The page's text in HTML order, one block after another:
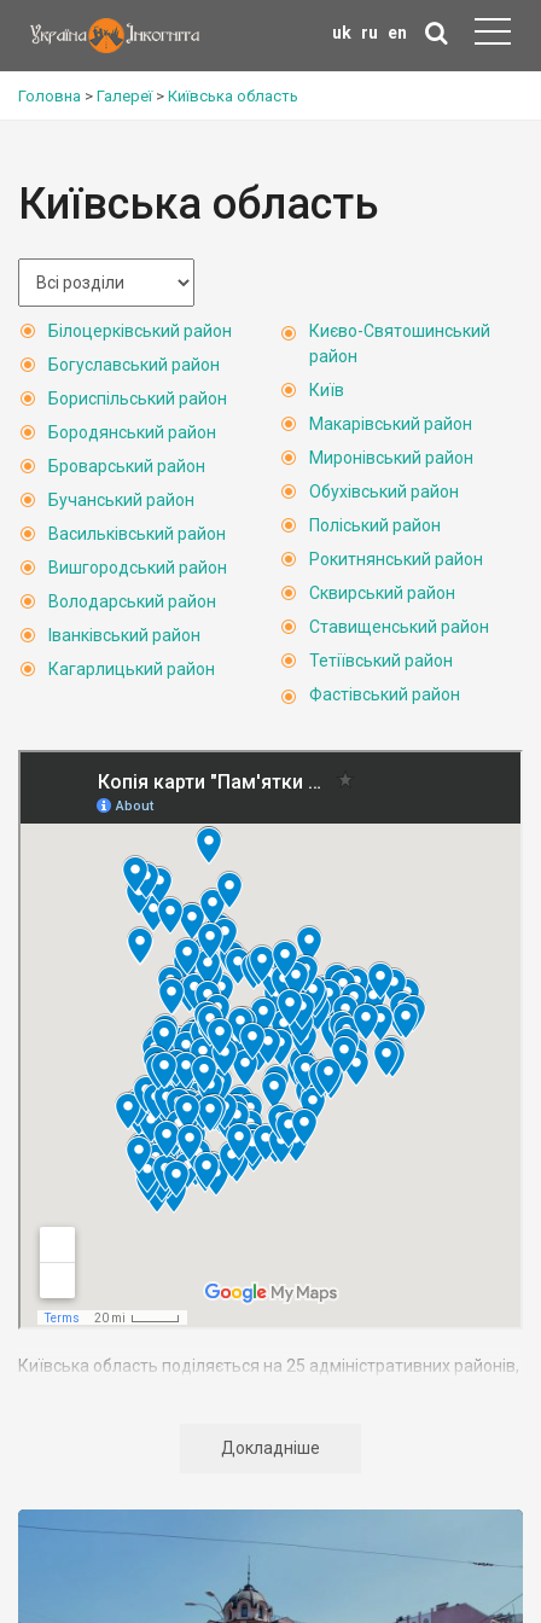
uk ru en
Головна > Галереї> Київська область
Київська область
Білоцерківський район
Богуславський район
Бориспільський район
Бородянський район
Броварський район
Бучанський район
Васильківський район
Вишгородський район
Володарський район
Іванківський район
Кагарлицький район
Києво-Святошинський
район
Київ
Макарівський район
Миронівський район
Обухівський район
Поліський район
Рокитнянський район
Сквирський район
Ставищенський район
Тетіївський район
Фастівський район
Київська область поділяється на 25 адміністративних районів,
Загальна чисельність населення області становить 1850 тис.
межі кілька разів змінювалися. Нині вона межує на заході з
Житомирською і Вінницькою, на сході – з Полтавською і
Чернігівською, на півдні – з Черкаською областями України, а
на півночі – з Гомельською областю Білорусії.
Докладніше